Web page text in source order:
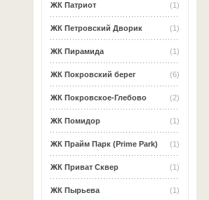
(1)
ЖК Патриот
(1)
ЖК Петровский Дворик
(1)
ЖК Пирамида
(6)
ЖК Покровский берег
(2)
ЖК Покровское-Глебово
(1)
ЖК Помидор
(1)
ЖК Прайм Парк (Prime Park)
(1)
ЖК Приват Сквер
(1)
ЖК Пырьева